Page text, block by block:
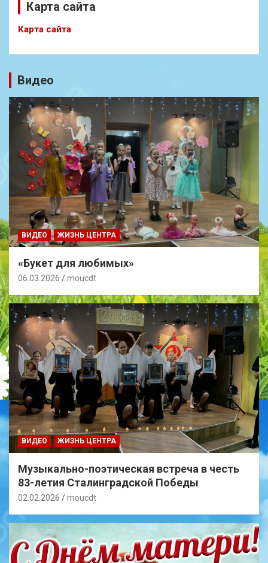
Карта сайта
Карта сайта
Видео
ВИДЕО ЖИЗНЬ ЦЕНТРА
«Букет для любимых»
06.03.2026 moucdt
ВИДЕО ЖИЗНЬ ЦЕНТРА
Музыкально-поэтическая встреча в честь
83-летия Сталинградской Победы
02.02.2026 moucdt